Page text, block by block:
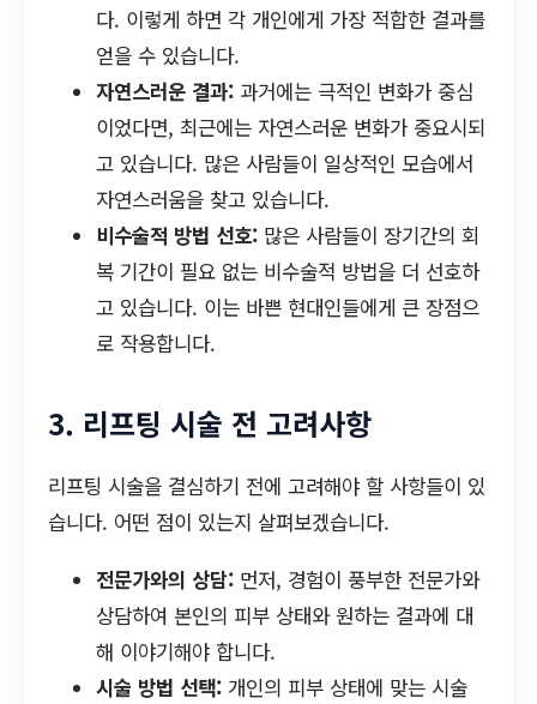
다. 이렇게 하면 각 개인에게 가장 적합한 결과를
얻을 수 있습니다.
자연스러운 결과: 과거에는 극적인 변화가 중심
이었다면, 최근에는 자연스러운 변화가 중요시되
고 있습니다. 많은 사람들이 일상적인 모습에서
자연스러움을 찾고 있습니다.
비수술적 방법 선호: 많은 사람들이 장기간의 회
복 기간이 필요 없는 비수술적 방법을 더 선호하
고 있습니다. 이는 바쁜 현대인들에게 큰 장점으
로 작용합니다.
3. 리프팅 시술 전 고려사항
리프팅 시술을 결심하기 전에 고려해야 할 사항들이 있
습니다. 어떤 점이 있는지 살펴보겠습니다.
전문가와의 상담: 먼저, 경험이 풍부한 전문가와
상담하여 본인의 피부 상태와 원하는 결과에 대
해 이야기해야 합니다.
시술 방법 선택: 개인의 피부 상태에 맞는 시술